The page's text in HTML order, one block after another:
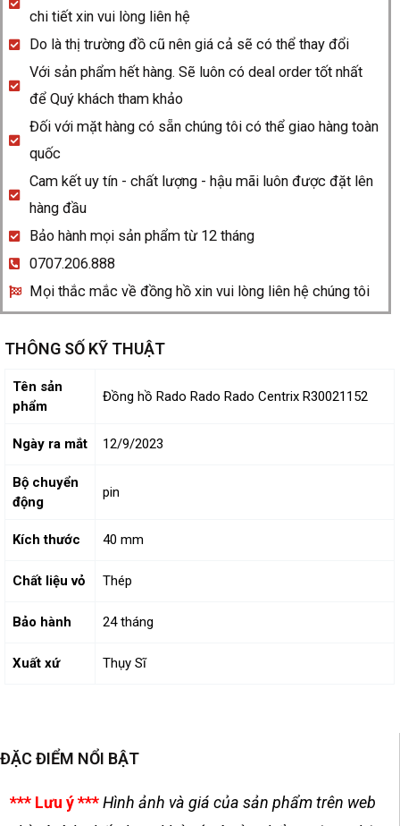
chi tiết xin vui lòng liên hệ
Do là thị trường đồ cũ nên giá cả sẽ có thể thay đổi
Với sản phẩm hết hàng. Sẽ luôn có deal order tốt nhất
để Quý khách tham khảo
Đối với mặt hàng có sẵn chúng tôi có thể giao hàng toàn
quốc
Cam kết uy tín - chất lượng - hậu mãi luôn được đặt lên
hàng đầu
Bảo hành mọi sản phẩm từ 12 tháng
0707.206.888
Mọi thắc mắc về đồng hồ xin vui lòng liên hệ chúng tôi
ĐẶC ĐIỂM NỔI BẬT
*** Lưu ý ***Hình ảnh và giá của sản phẩm trên web
THÔNG SỐ KỸ THUẬT
Tên sản
phẩm
Đồng hồ Rado Rado Rado Centrix R30021152
Ngày ra mắt 12/9/2023
Bộ chuyển
động
pin
Kích thước 40 mm
Chất liệu vỏ Thép
Bảo hành 24 tháng
Xuất xứ Thụy Sĩ